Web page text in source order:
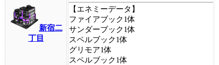
新宿二
丁目
【エネミーデータ】
ファイアブック1体
サンダーブック1体
スペルブック1体
グリモア1体
スペルブック1体